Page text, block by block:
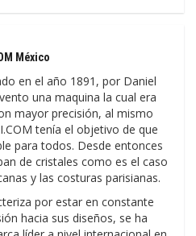
México
en el año 1891, por Daniel
una maquina la cual era
mayor precisión, al mismo
tenía el objetivo de que
para todos. Desde entonces
de cristales como es el caso
y las costuras parisianas.
por estar en constante
hacia sus diseños, se ha